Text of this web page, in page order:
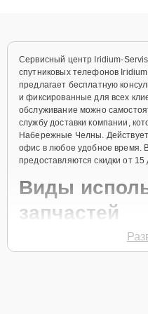
Сервисный центр Iridium-
спутниковых телефонов
предлагает бесплатную
и фиксированные для всех
обслуживание можно
службу доставки компании,
Набережные Челны.
офис в любое удобное время.
предоставляются скидки от 15
Виды
запчастей
Для ремонта спутникового